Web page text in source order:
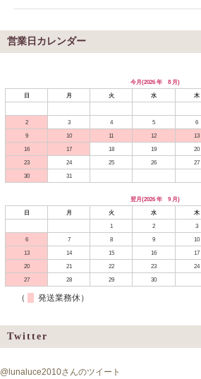
営業日カレンダー
今月(2026 年 8 月)
日
月 火 水 木
2
3 4 5 6
9
10 11 12 13
16
17 18 19 20
23
24 25 26 27
30
31
翌月(2026 年 9 月)
日
月 火 水 木
1
2 3
6
7 8 9 10
13
14 15 16 17
20
21 22 23 24
27
28 29 30
（ 発送業務休）
Twitter
@lunaluce2010さんのツイート